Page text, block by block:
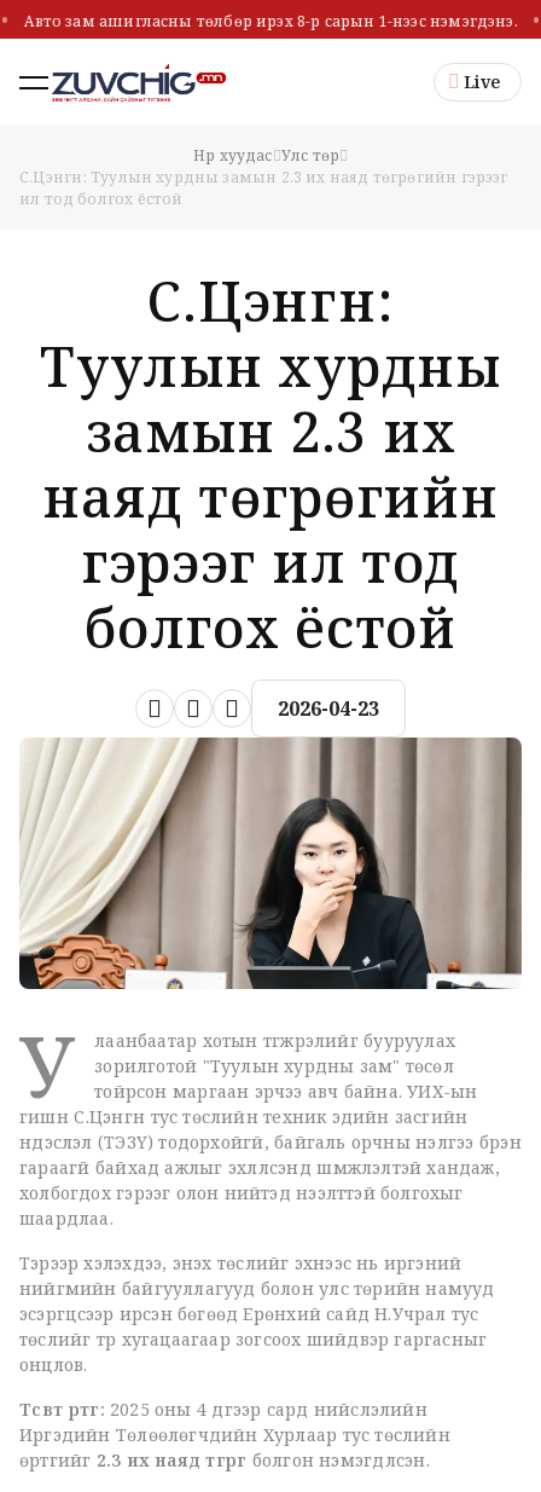
Авто зам ашигласны төлбөр ирэх 8-р сарын 1-нээс нэмэгдэнэ.
Live
Нүүр хуудас Улс төр
С.Цэнгүүн: Туулын хурдны замын 2.3 их наяд төгрөгийн гэрээг
ил тод болгох ёстой
С.Цэнгүүн:
Туулын хурдны
замын 2.3 их
наяд төгрөгийн
гэрээг ил тод
болгох ёстой
2026-04-23
У
лаанбаатар хотын түгжрэлийг бууруулах
зорилготой "Туулын хурдны зам" төсөл
тойрсон маргаан эрчээ авч байна. УИХ-ын
гишүүн С.Цэнгүүн тус төслийн техник эдийн засгийн
үндэслэл (ТЭЗҮ) тодорхойгүй, байгаль орчны үнэлгээ бүрэн
гараагүй байхад ажлыг эхлүүлсэнд шүүмжлэлтэй хандаж,
холбогдох гэрээг олон нийтэд нээлттэй болгохыг
шаардлаа.
Тэрээр хэлэхдээ, энэхүү төслийг эхнээс нь иргэний
нийгмийн байгууллагууд болон улс төрийн намууд
эсэргүүцсээр ирсэн бөгөөд Ерөнхий сайд Н.Учрал тус
төслийг түр хугацаагаар зогсоох шийдвэр гаргасныг
онцлов.
Төсөвт өртөг: 2025 оны 4 дүгээр сард нийслэлийн
Иргэдийн Төлөөлөгчдийн Хурлаар тус төслийн
өртгийг 2.3 их наяд төгрөг болгон нэмэгдүүлсэн.